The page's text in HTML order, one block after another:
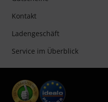
Kontakt
Ladengeschäft
Service im Überblick